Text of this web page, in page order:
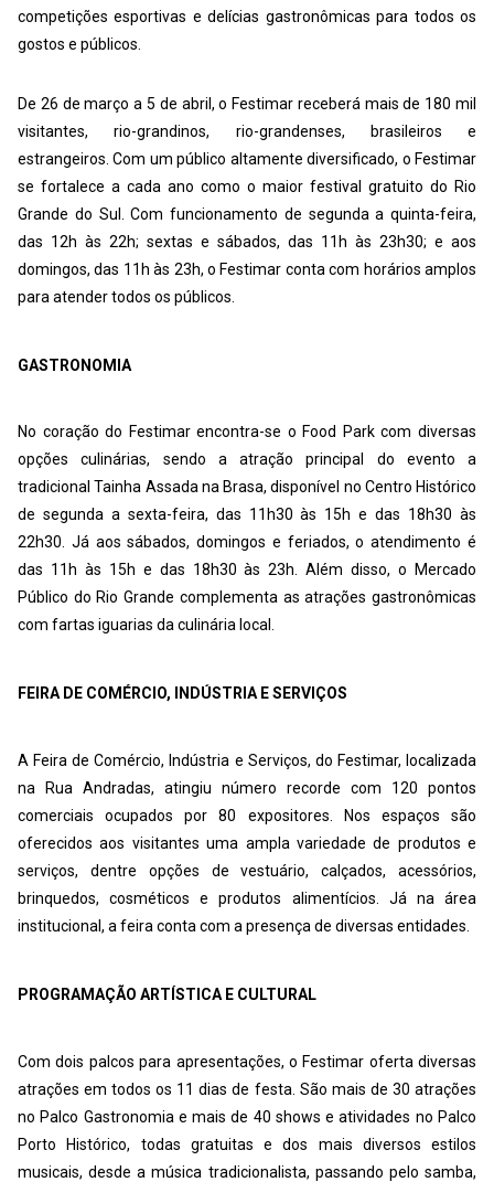
competições esportivas e delícias gastronômicas para todos os
gostos e públicos.
De 26 de março a 5 de abril, o Festimar receberá mais de 180 mil
visitantes, rio-grandinos, rio-grandenses, brasileiros e
estrangeiros. Com um público altamente diversificado, o Festimar
se fortalece a cada ano como o maior festival gratuito do Rio
Grande do Sul. Com funcionamento de segunda a quinta-feira,
das 12h às 22h; sextas e sábados, das 11h às 23h30; e aos
domingos, das 11h às 23h, o Festimar conta com horários amplos
para atender todos os públicos.
GASTRONOMIA
No coração do Festimar encontra-se o Food Park com diversas
opções culinárias, sendo a atração principal do evento a
tradicional Tainha Assada na Brasa, disponível no Centro Histórico
de segunda a sexta-feira, das 11h30 às 15h e das 18h30 às
22h30. Já aos sábados, domingos e feriados, o atendimento é
das 11h às 15h e das 18h30 às 23h. Além disso, o Mercado
Público do Rio Grande complementa as atrações gastronômicas
com fartas iguarias da culinária local.
FEIRA DE COMÉRCIO, INDÚSTRIA E SERVIÇOS
A Feira de Comércio, Indústria e Serviços, do Festimar, localizada
na Rua Andradas, atingiu número recorde com 120 pontos
comerciais ocupados por 80 expositores. Nos espaços são
oferecidos aos visitantes uma ampla variedade de produtos e
serviços, dentre opções de vestuário, calçados, acessórios,
brinquedos, cosméticos e produtos alimentícios. Já na área
institucional, a feira conta com a presença de diversas entidades.
PROGRAMAÇÃO ARTÍSTICA E CULTURAL
Com dois palcos para apresentações, o Festimar oferta diversas
atrações em todos os 11 dias de festa. São mais de 30 atrações
no Palco Gastronomia e mais de 40 shows e atividades no Palco
Porto Histórico, todas gratuitas e dos mais diversos estilos
musicais, desde a música tradicionalista, passando pelo samba,